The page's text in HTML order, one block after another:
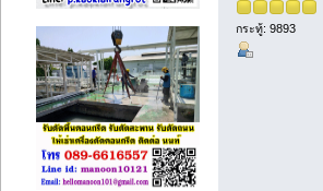
กระทู้: 9893